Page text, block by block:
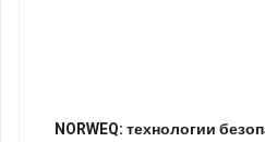
NORWEQ: технологии